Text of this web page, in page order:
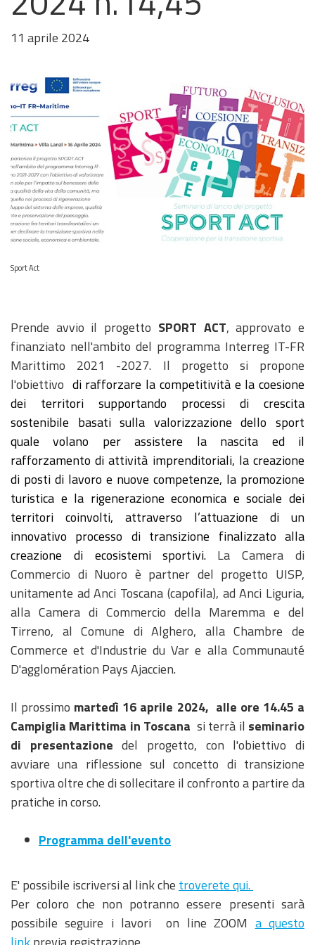
11 aprile 2024
Immagine
Sport Act
Prende avvio il progetto SPORT ACT, approvato e
finanziato nell'ambito del programma Interreg IT-FR
Marittimo 2021 -2027. Il progetto si propone
l'obiettivo di rafforzare la competitività e la coesione
dei territori supportando processi di crescita
sostenibile basati sulla valorizzazione dello sport
quale volano per assistere la nascita ed il
rafforzamento di attività imprenditoriali, la creazione
di posti di lavoro e nuove competenze, la promozione
turistica e la rigenerazione economica e sociale dei
territori coinvolti, attraverso l’attuazione di un
innovativo processo di transizione finalizzato alla
creazione di ecosistemi sportivi. La Camera di
Commercio di Nuoro è partner del progetto UISP,
unitamente ad Anci Toscana (capofila), ad Anci Liguria,
alla Camera di Commercio della Maremma e del
Tirreno, al Comune di Alghero, alla Chambre de
Commerce et d'Industrie du Var e alla Communauté
D'agglomération Pays Ajaccien.
Il prossimo martedì 16 aprile 2024, alle ore 14.45 a
Campiglia Marittima in Toscana si terrà il seminario
di presentazione del progetto, con l'obiettivo di
avviare una riflessione sul concetto di transizione
sportiva oltre che di sollecitare il confronto a partire da
pratiche in corso.
Programma dell'evento
E' possibile iscriversi al link che troverete qui.
Per coloro che non potranno essere presenti sarà
possibile seguire i lavori on line ZOOM a questo